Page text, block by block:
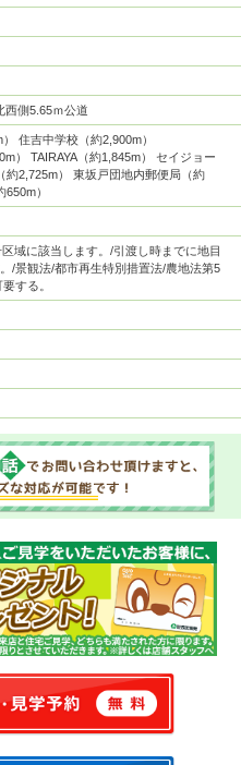
西側5.65ｍ公道
住吉中学校（約2,900m）
） TAIRAYA（約1,845m） セイジョー
約2,725m） 東坂戸団地内郵便局（約
）
域に該当します。/引渡し時までに地目
/景観法/都市再生特別措置法/農地法第5
する。